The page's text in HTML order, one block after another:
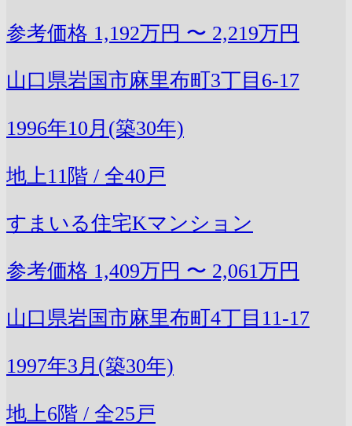
参考価格 1,192万円 〜 2,219万円
山口県岩国市麻里布町3丁目6-17
1996年10月(築30年)
地上11階 / 全40戸
すまいる住宅Kマンション
参考価格 1,409万円 〜 2,061万円
山口県岩国市麻里布町4丁目11-17
1997年3月(築30年)
地上6階 / 全25戸